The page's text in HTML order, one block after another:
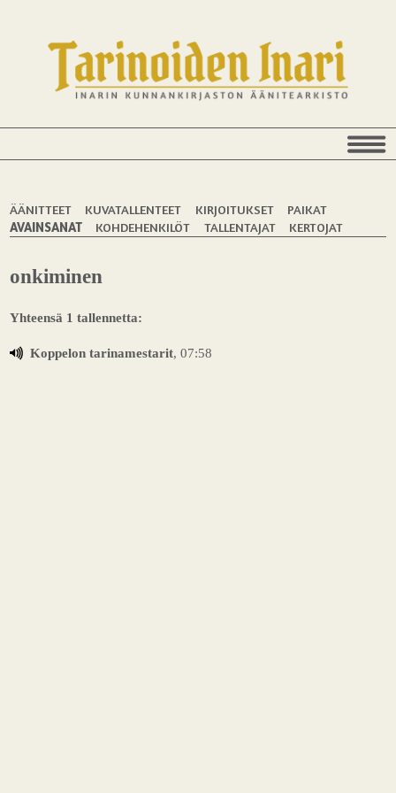
ÄÄNITTEET KUVATALLENTEET KIRJOITUKSET
PAIKAT
AVAINSANAT
KOHDEHENKILÖT TALLENTAJAT KERTOJAT
onkiminen
Yhteensä 1 tallennetta:
Koppelon tarinamestarit, 07:58